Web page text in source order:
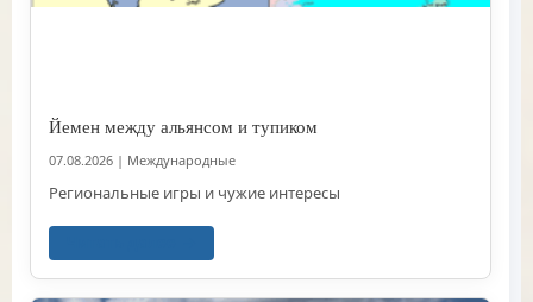
Йемен между альянсом и тупиком
07.08.2026 | Международные
Региональные игры и чужие интересы